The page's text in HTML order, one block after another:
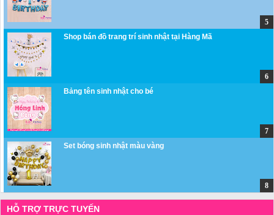
Shop bán đồ trang trí sinh nhật tại Hàng Mã
Bảng tên sinh nhật cho bé
Set bóng sinh nhật màu vàng
HỖ TRỢ TRỰC TUYẾN